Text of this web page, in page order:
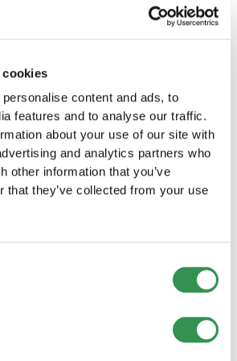
cookies
content and ads, to
features and to analyse our traffic.
about your use of our site with
and analytics partners who
other information that you’ve
that they’ve collected from your use
individuale nel
individuale nel Canton
la vostra attività in questa
individuale
nel Canton Zurigo
azienda come Sagl nel Canton
dei numerosi vantaggi di
società per azioni nel